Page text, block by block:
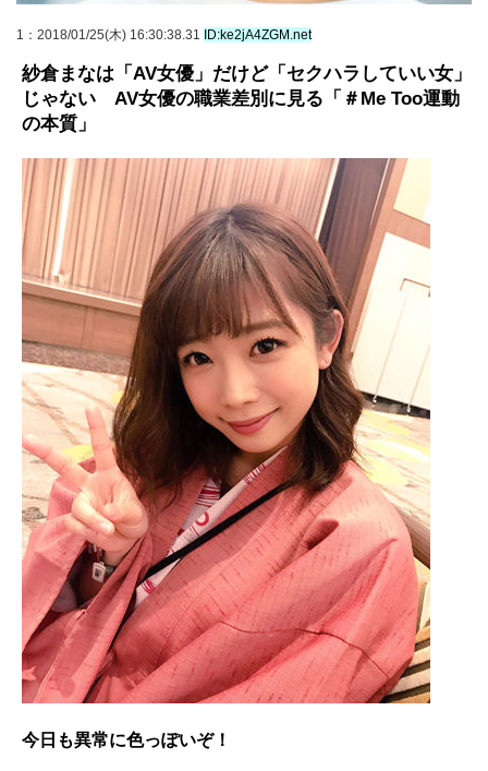
1 ：2018/01/25(木) 16:30:38.31 ID:ke2jA4ZGM.net
紗倉まなは「AV女優」だけど「セクハラしていい女」
じゃない AV女優の職業差別に見る「＃Me Too運動
の本質」
今日も異常に色っぽいぞ！